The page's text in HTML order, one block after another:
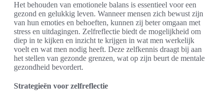
Het behouden van emotionele balans is essentieel voor een
gezond en gelukkig leven. Wanneer mensen zich bewust zijn
van hun emoties en behoeften, kunnen zij beter omgaan met
stress en uitdagingen. Zelfreflectie biedt de mogelijkheid om
diep in te kijken en inzicht te krijgen in wat men werkelijk
voelt en wat men nodig heeft. Deze zelfkennis draagt bij aan
het stellen van gezonde grenzen, wat op zijn beurt de mentale
gezondheid bevordert.
Strategieën voor zelfreflectie